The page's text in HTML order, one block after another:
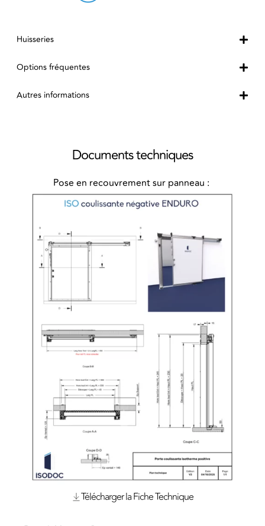
Huisseries
Options fréquentes
Autres informations
Documents techniques
Pose en recouvrement sur panneau :
Télécharger la Fiche Technique